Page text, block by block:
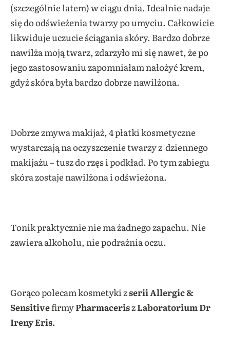
(szczególnie latem) w ciągu dnia. Idealnie nadaje
się do odświeżenia twarzy po umyciu. Całkowicie
likwiduje uczucie ściągania skóry. Bardzo dobrze
nawilża moją twarz, zdarzyło mi się nawet, że po
jego zastosowaniu zapomniałam nałożyć krem,
gdyż skóra była bardzo dobrze nawilżona.
Dobrze zmywa makijaż, 4 płatki kosmetyczne
wystarczają na oczyszczenie twarzy z dziennego
makijażu – tusz do rzęs i podkład. Po tym zabiegu
skóra zostaje nawilżona i odświeżona.
Tonik praktycznie nie ma żadnego zapachu. Nie
zawiera alkoholu, nie podrażnia oczu.
Gorąco polecam kosmetyki zseriiAllergic &
SensitivefirmyPharmaceriszLaboratorium Dr
Ireny Eris.